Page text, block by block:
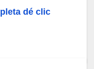
dé clic